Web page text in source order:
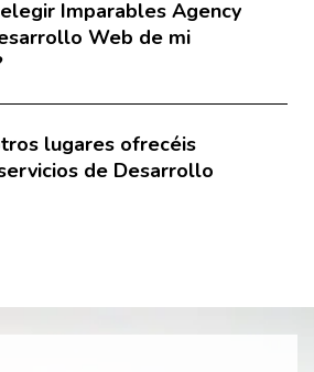
Imparables Agency
Web de mi
lugares ofrecéis
de Desarrollo